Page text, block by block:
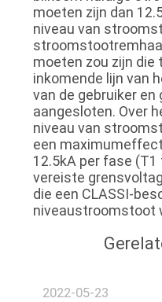
moeten zijn dan
niveau van
moeten zou zijn die
inkomende lijn van
van de gebruiker en
aangesloten. Over
niveau van
een
12.5kA per fase
vereiste
die een CLASSI-
niveaustroomstoot
2022-05-23